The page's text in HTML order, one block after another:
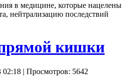
в медицине, которые нацелены
нейтрализацию последствий
кишки
02:18 | Просмотров: 5642